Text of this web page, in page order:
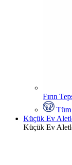
Fırın
Küçük Ev
Küçük Ev